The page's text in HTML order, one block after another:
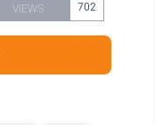
VIEWS 702